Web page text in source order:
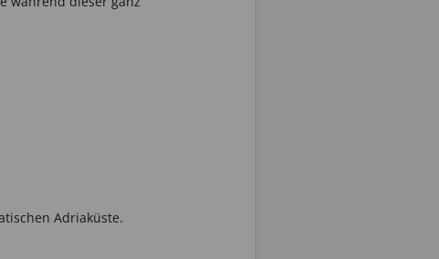
Adriaküste.